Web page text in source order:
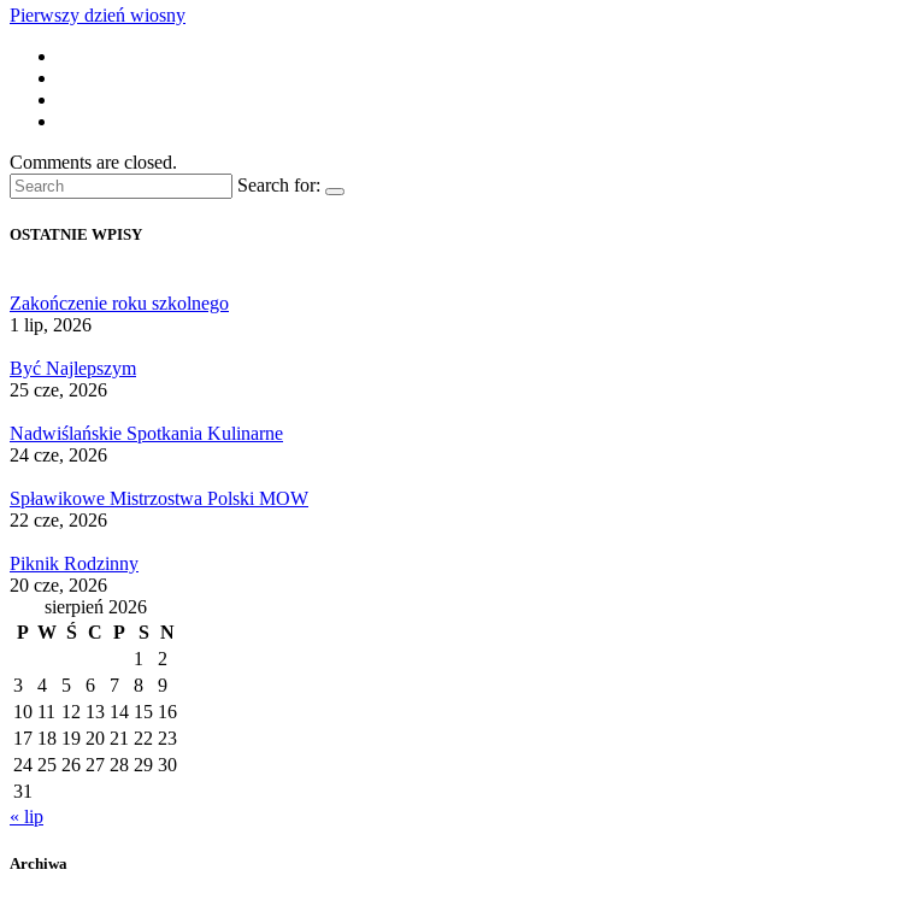
Pierwszy dzień wiosny
Comments are closed.
Search for:
OSTATNIE WPISY
Zakończenie roku szkolnego
1 lip, 2026
Być Najlepszym
25 cze, 2026
Nadwiślańskie Spotkania Kulinarne
24 cze, 2026
Spławikowe Mistrzostwa Polski MOW
22 cze, 2026
Piknik Rodzinny
20 cze, 2026
sierpień 2026
P W Ś C P S N
1
2
3
4 5 6 7 8
9
10 11 12 13 14 15 16
17 18 19 20 21 22 23
24 25 26 27 28 29 30
31
« lip
Archiwa